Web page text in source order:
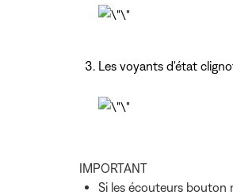
Les voyants d'état
IMPORTANT
Si les écouteurs bouton